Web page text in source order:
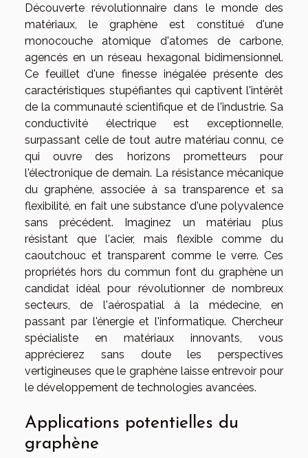
Découverte révolutionnaire dans le monde des
matériaux, le graphène est constitué d'une
monocouche atomique d'atomes de carbone,
agencés en un réseau hexagonal bidimensionnel.
Ce feuillet d'une finesse inégalée présente des
caractéristiques stupéfiantes qui captivent l'intérêt
de la communauté scientifique et de l'industrie. Sa
conductivité électrique est exceptionnelle,
surpassant celle de tout autre matériau connu, ce
qui ouvre des horizons prometteurs pour
l'électronique de demain. La résistance mécanique
du graphène, associée à sa transparence et sa
flexibilité, en fait une substance d'une polyvalence
sans précédent. Imaginez un matériau plus
résistant que l'acier, mais flexible comme du
caoutchouc et transparent comme le verre. Ces
propriétés hors du commun font du graphène un
candidat idéal pour révolutionner de nombreux
secteurs, de l'aérospatial à la médecine, en
passant par l'énergie et l'informatique. Chercheur
spécialiste en matériaux innovants, vous
apprécierez sans doute les perspectives
vertigineuses que le graphène laisse entrevoir pour
le développement de technologies avancées.
Applications potentielles du
graphène